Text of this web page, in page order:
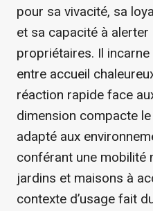
pour sa vivacité, sa
et sa capacité à
propriétaires. Il incarne
entre accueil
réaction rapide face
dimension compacte
adapté aux
conférant une mobilité
jardins et maisons à
contexte d’usage fait